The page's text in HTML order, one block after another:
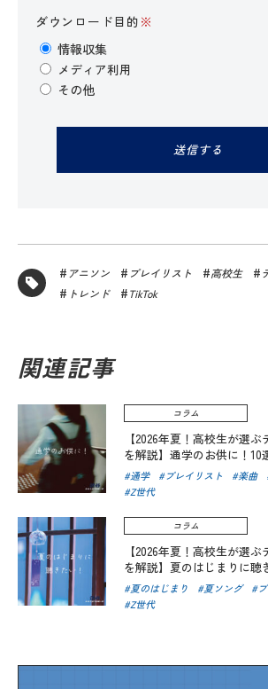
ダウンロード目的 ※
情報収集
メディア利用
その他
アニソン プレイリスト 高校生
トレンド
TikTok
関連記事
コラム
【2026年夏！高校生が選
を解説】通学のお供に！10
通学 プレイリスト 楽曲
Z世代
コラム
【2026年夏！高校生が選
を解説】夏のはじまりに聴
夏のはじまり 夏ソング
Z世代